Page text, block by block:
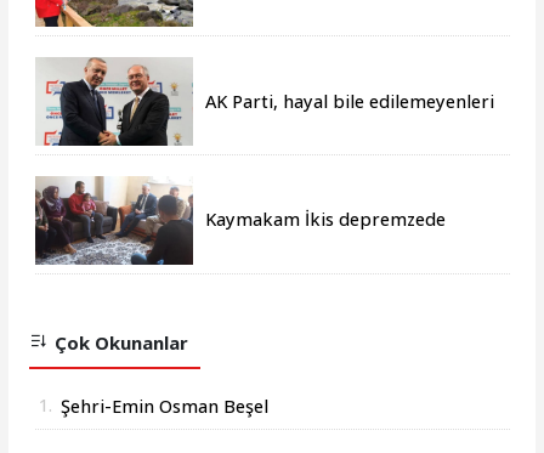
AK Parti, hayal bile edilemeyenleri
Kaymakam İkis depremzede
Çok Okunanlar
1. Şehri-Emin Osman Beşel